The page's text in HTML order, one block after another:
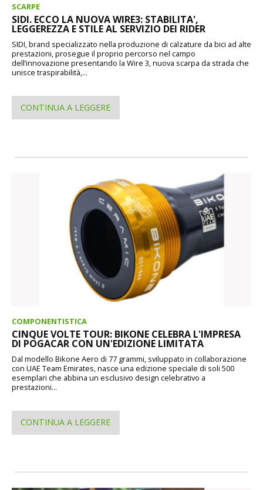
SCARPE
SIDI. ECCO LA NUOVA WIRE3: STABILITA',
LEGGEREZZA E STILE AL SERVIZIO DEI RIDER
SIDI, brand specializzato nella produzione di calzature da bici ad alte
prestazioni, prosegue il proprio percorso nel campo
dell’innovazione presentando la Wire 3, nuova scarpa da strada che
unisce traspirabilità,...
CONTINUA A LEGGERE
COMPONENTISTICA
CINQUE VOLTE TOUR: BIKONE CELEBRA L'IMPRESA
DI POGACAR CON UN'EDIZIONE LIMITATA
Dal modello Bikone Aero di 77 grammi, sviluppato in collaborazione
con UAE Team Emirates, nasce una edizione speciale di soli 500
esemplari che abbina un esclusivo design celebrativo a
prestazioni...
CONTINUA A LEGGERE